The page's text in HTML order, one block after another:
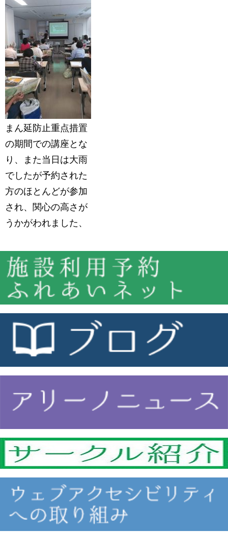
まん延防止重点措置
の期間での講座とな
り、また当日は大雨
でしたが予約された
方のほとんどが参加
され、関心の高さが
うかがわれました、